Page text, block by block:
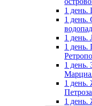
1 день.
1 день.
1 день.
1 день.
1 день.
1 день.
1 день.